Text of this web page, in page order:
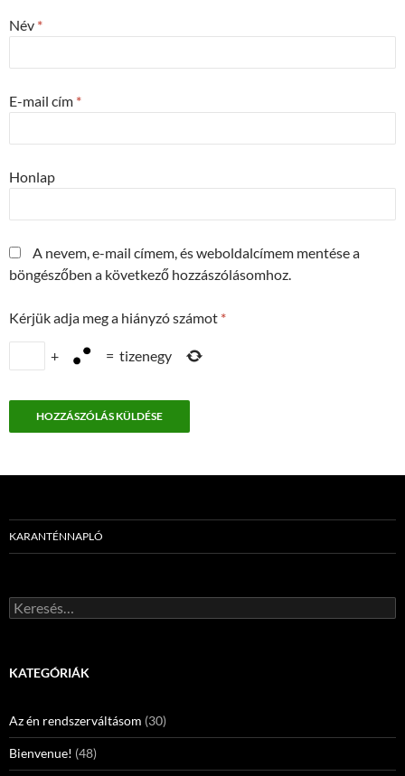
Név *
E-mail cím *
Honlap
A nevem, e-mail címem, és weboldalcímem mentése a
böngészőben a következő hozzászólásomhoz.
Kérjük adja meg a hiányzó számot *
+ = tizenegy
KARANTÉNNAPLÓ
Keresés:
KATEGÓRIÁK
Az én rendszerváltásom (30)
Bienvenue! (48)